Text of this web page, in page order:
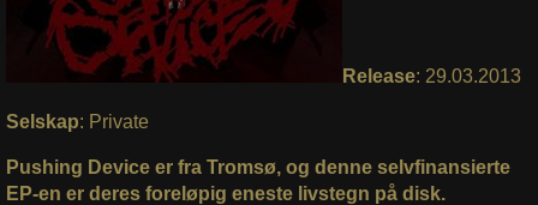
Release: 29.03.2013
Selskap: Private
Pushing Device er fra Tromsø, og denne selvfinansierte
EP-en er deres foreløpig eneste livstegn på disk.